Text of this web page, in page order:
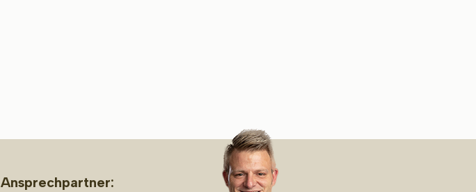
Ansprechpartner: